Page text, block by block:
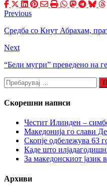
Previous
Средба со Кнут Абрахам,
Next
“Бели мугри” преведено на
Пребарувај
за:
Скорешни написи
Честит Илинден –
Македонија го слави
Скопје одбележува 63
Каде што
За македонскиот јазик
Архиви